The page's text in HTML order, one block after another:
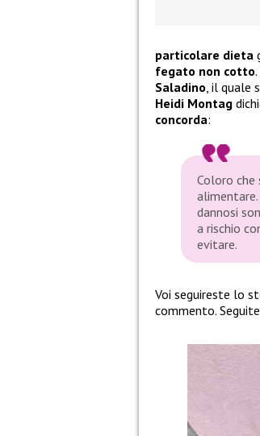
particolare dieta
fegato non cotto
Saladino, il quale
Heidi Montag
concorda:
Coloro che
dannosi
a rischio
evitare.
Voi seguireste lo
commento.